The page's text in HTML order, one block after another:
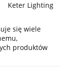
Keter Lighting
się wiele
produktów